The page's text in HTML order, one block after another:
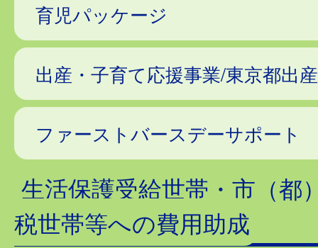
育児パッケージ
出産・子育て応援事業/東京都出
ファーストバースデーサポート
生活保護受給世帯・市（都
税世帯等への費用助成